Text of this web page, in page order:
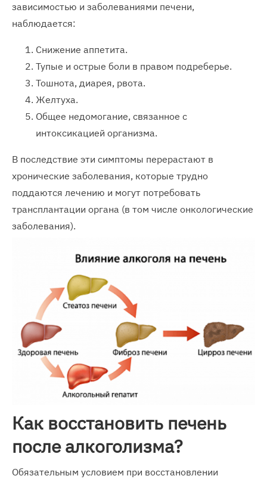
зависимостью и заболеваниями печени,
наблюдается:
Снижение аппетита.
Тупые и острые боли в правом подреберье.
Тошнота, диарея, рвота.
Желтуха.
Общее недомогание, связанное с
интоксикацией организма.
В последствие эти симптомы перерастают в
хронические заболевания, которые трудно
поддаются лечению и могут потребовать
трансплантации органа (в том числе онкологические
заболевания).
Как восстановить печень
после алкоголизма?
Обязательным условием при восстановлении